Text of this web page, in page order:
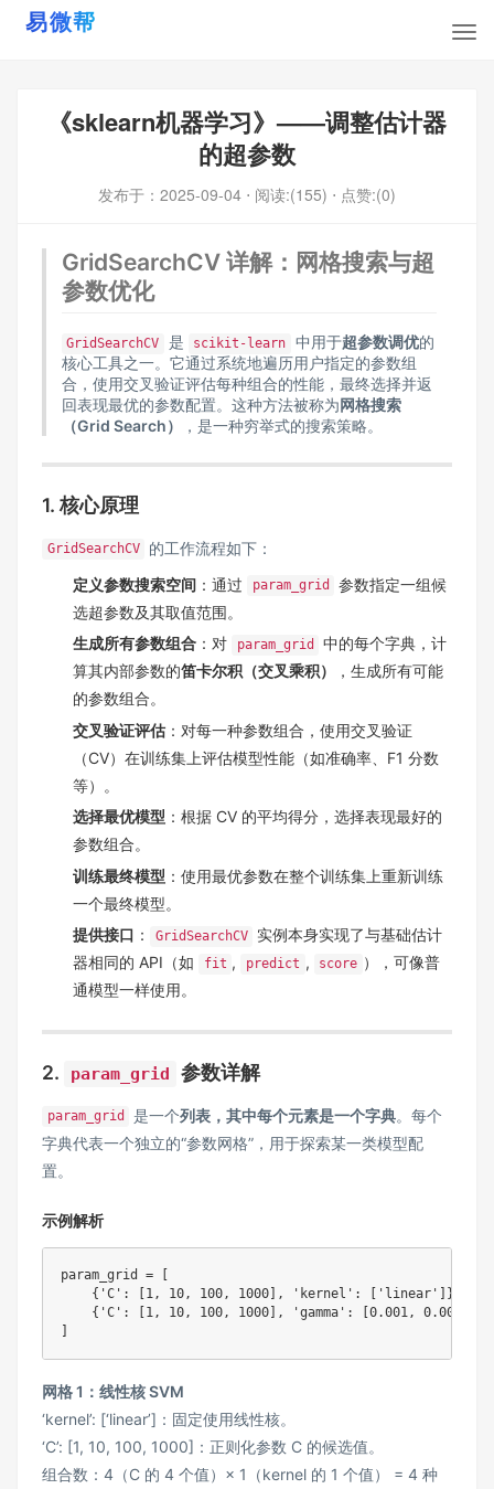
《sklearn机器学习》——调整估计器
的超参数
发布于： 2025-09-04 ⋅ 阅读:(155) ⋅ 点赞:(0)
GridSearchCV 详解：网格搜索与超
参数优化
GridSearchCV 是 scikit-learn 中用于超参数调优的
核心工具之一。它通过系统地遍历用户指定的参数组
合，使用交叉验证评估每种组合的性能，最终选择并返
回表现最优的参数配置。这种方法被称为网格搜索
（Grid Search）
，是一种穷举式的搜索策略。
1. 核心原理
GridSearchCV
的工作流程如下：
定义参数搜索空间 ：通过 param_grid
参数指定一组候
选超参数及其取值范围。
生成所有参数组合 ：对 param_grid
中的每个字典，计
算其内部参数的笛卡尔积（交叉乘积）
，生成所有可能
的参数组合。
交叉验证评估 ：对每一种参数组合，使用交叉验证
（CV）在训练集上评估模型性能（如准确率、F1 分数
等）。
选择最优模型 ：根据 CV 的平均得分，选择表现最好的
参数组合。
训练最终模型 ：使用最优参数在整个训练集上重新训练
一个最终模型。
提供接口 ： GridSearchCV
实例本身实现了与基础估计
器相同的 API（如
fit , predict , score ），可像普
通模型一样使用。
2. param_grid 参数详解
param_grid 是一个列表，其中每个元素是一个字典。每个
字典代表一个独立的“参数网格”，用于探索某一类模型配
置。
示例解析
param_grid =
[
{ 'C' : [1 , 10 , 100 , 1000] , 'kernel' : [ 'linear' ] }
{ 'C' : [1 , 10 , 100 , 1000] , 'gamma' : [0.001 , 0.0001
]
网格 1：线性核 SVM
‘kernel’: [‘linear’]：固定使用线性核。
‘C’: [1, 10, 100, 1000]：正则化参数 C 的候选值。
组合数：4（C 的 4 个值）× 1（kernel 的 1 个值） = 4 种